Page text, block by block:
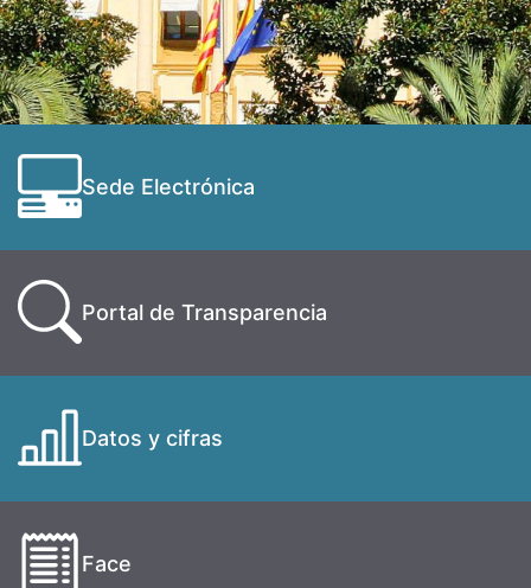
Sede Electrónica
Portal de Transparencia
Datos y cifras
Face